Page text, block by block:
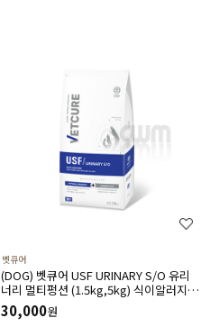
벳큐어
(DOG) 벳큐어 USF URINARY S/O 유리
너리 멀티펑션 (1.5kg,5kg) 식이알러지
결석관리 가수분해 면역건강 피부관리 피
모관리에 도움
30,000원